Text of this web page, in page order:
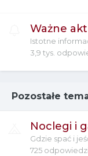
Ważne
Istotne
3,9 tys.
Pozostałe
Noclegi i
Gdzie spać i
725 odpowiedzi